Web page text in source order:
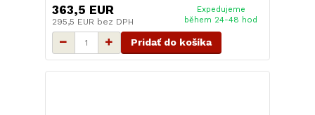
363,5 EUR
295,5 EUR bez DPH
Expedujeme
během 24-48 hod
Pridať do košíka